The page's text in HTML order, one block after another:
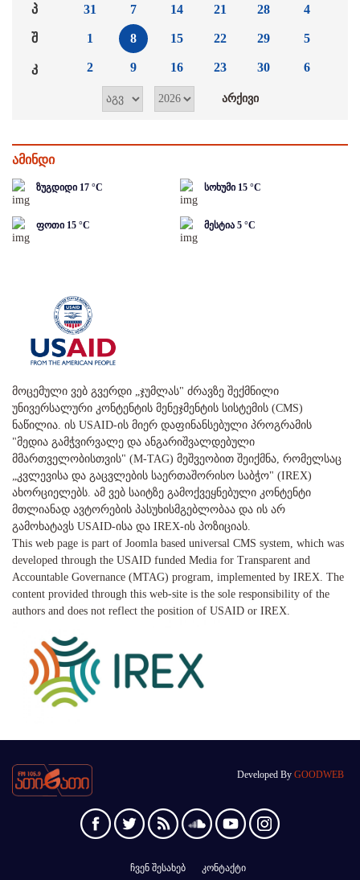
პ
შ
კ
31
1
2
7
8
9
14
15
16
21
22
23
28
29
30
4
5
6
ამინდი
ზუგდიდი 17 °C სოხუმი 15 °C
ფოთი 15 °C მესტია 5 °C
მოცემული ვებ გვერდი „ჯუმლას" ძრავზე შექმნილი
უნივერსალური კონტენტის მენეჯმენტის სისტემის (CMS)
ნაწილია. ის USAID-ის მიერ დაფინანსებული პროგრამის
"მედია გამჭვირვალე და ანგარიშვალდებული
მმართველობისთვის" (M-TAG) მეშვეობით შეიქმნა, რომელსაც
„კვლევისა და გაცვლების საერთაშორისო საბჭო" (IREX)
ახორციელებს. ამ ვებ საიტზე გამოქვეყნებული კონტენტი
მთლიანად ავტორების პასუხისმგებლობაა და ის არ
გამოხატავს USAID-ისა და IREX-ის პოზიციას.
This web page is part of Joomla based universal CMS system, which was
developed through the USAID funded Media for Transparent and
Accountable Governance (MTAG) program, implemented by IREX. The
content provided through this web-site is the sole responsibility of the
authors and does not reflect the position of USAID or IREX.
Developed By GOODWEB
ჩვენ შესახებ კონტაქტი